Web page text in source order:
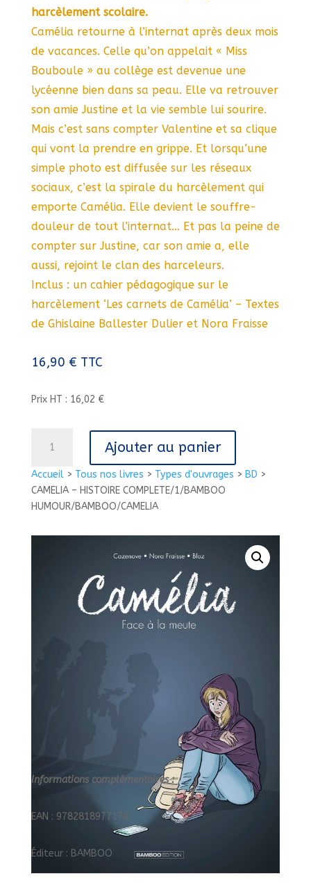
Accueil> Tous nos livres > Types d'ouvrages > BD >
CAMELIA – HISTOIRE COMPLETE/1/BAMBOO
HUMOUR/BAMBOO/CAMELIA
harcèlement scolaire.
Camélia retourne à l’internat après deux mois
de vacances. Celle qu’on appelait « Miss
Bouboule » au collège est devenue une
lycéenne bien dans sa peau. Elle va retrouver
son amie Justine et la vie semble lui sourire.
Mais c’est sans compter Valentine et sa clique
qui vont la prendre en grippe. Et lorsqu’une
simple photo est diffusée sur les réseaux
sociaux, c’est la spirale du harcèlement qui
emporte Camélia. Elle devient le souffre-
douleur de tout l’internat… Et pas la peine de
compter sur Justine, car son amie a, elle
aussi, rejoint le clan des harceleurs.
Inclus : un cahier pédagogique sur le
harcèlement ‘Les carnets de Camélia’ – Textes
de Ghislaine Ballester Dulier et Nora Fraisse
16,90 € TTC
Prix HT : 16,02 €
CAMELIA
-
HISTOIRE
Ajouter au panier
Informations complémentaires :
EAN : 9782818977170
Éditeur : BAMBOO